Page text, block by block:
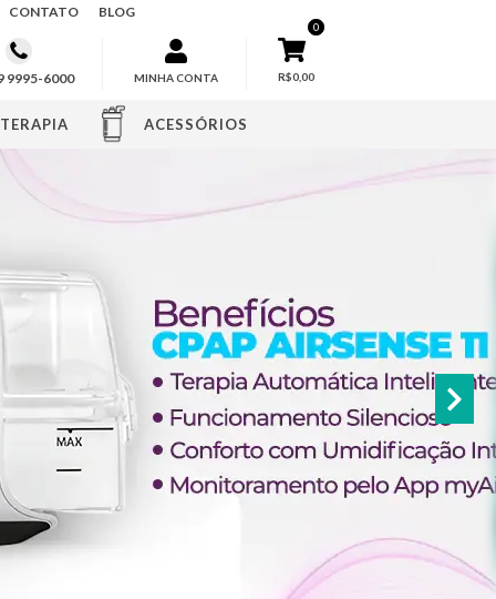
CONTATO BLOG
9995-6000 MINHA CONTA
0
R$0,00
ACESSÓRIOS